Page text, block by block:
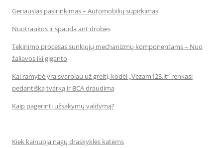
Geriausias pasirinkimas – Automobilių supirkimas
Nuotraukos ir spauda ant drobės
Tekinimo procesas sunkiųjų mechanizmų komponentams – Nuo
žaliavos iki giganto
Kai ramybė yra svarbiau už greitį, kodėl „Vezam123.lt“ renkasi
pedantišką tvarką ir BCA draudimą
Kaip pagerinti užsakymų valdymą?
Kiek kainuoja nagų draskyklės katėms